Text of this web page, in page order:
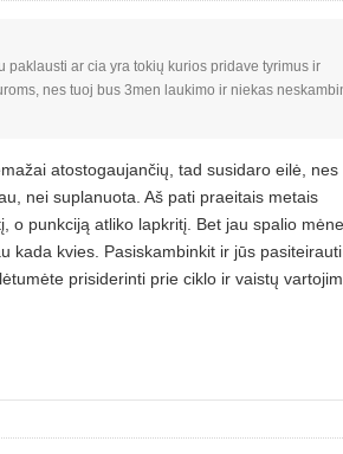
paklausti ar cia yra tokių kurios pridave tyrimus ir
nes tuoj bus 3men laukimo ir niekas
atostogaujančių, tad susidaro eilė, nes
nei suplanuota. Aš pati praeitais metais
o punkciją atliko lapkritį. Bet jau spalio
kada kvies. Pasiskambinkit ir jūs pasiteirauti
prisiderinti prie ciklo ir vaistų